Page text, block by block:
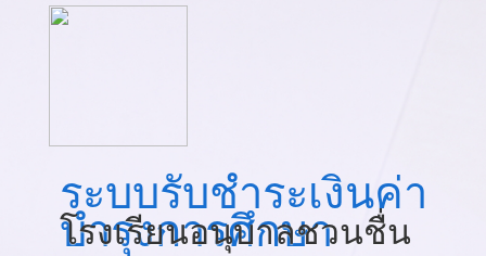
ระบบรับชำระเงินค่า
บำรุงการศึกษา
โรงเรียนอนุบาลชวนชื่น